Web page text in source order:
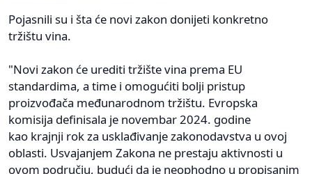
Pojasnili su i šta će novi zakon donijeti konkretno
tržištu vina.
"Novi zakon će urediti tržište vina prema EU
standardima, a time i omogućiti bolji pristup
proizvođača međunarodnom tržištu. Evropska
komisija definisala je novembar 2024. godine
kao krajnji rok za usklađivanje zakonodavstva u ovoj
oblasti. Usvajanjem Zakona ne prestaju aktivnosti u
ovom području, budući da je neophodno u propisanim